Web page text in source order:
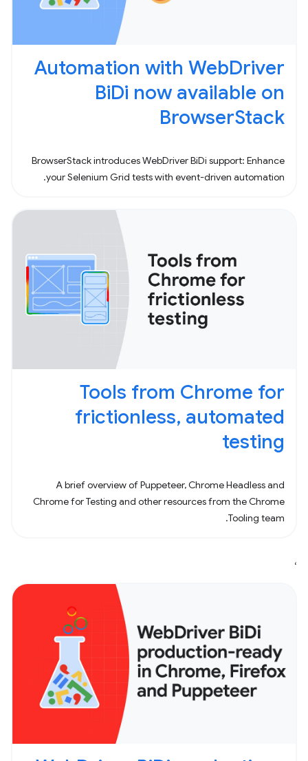
Automation with WebDriver
BiDi now available on
BrowserStack
BrowserStack introduces WebDriver BiDi support: Enhance
your Selenium Grid tests with event-driven automation.
Tools from Chrome for
frictionless, automated
testing
A brief overview of Puppeteer, Chrome Headless and
Chrome for Testing and other resources from the Chrome
Tooling team.
،